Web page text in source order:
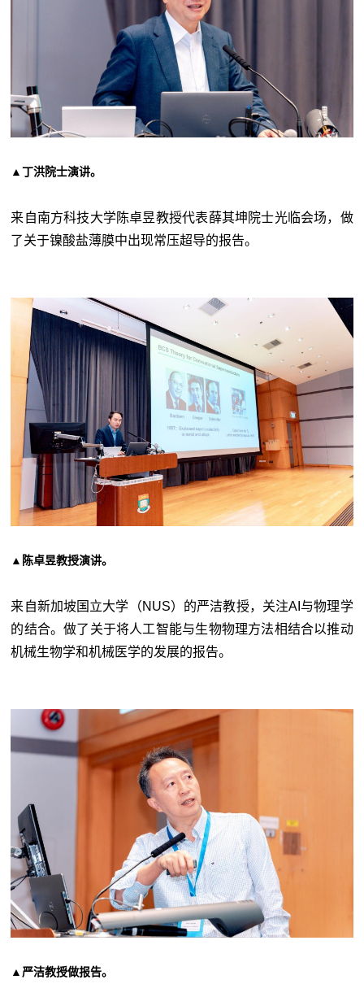
▲丁洪院士演讲。
来自南方科技大学陈卓昱教授代表薛其坤院士光临会场，做
了关于镍酸盐薄膜中出现常压超导的报告。
▲陈卓昱教授演讲。
来自新加坡国立大学（NUS）的严洁教授，关注AI与物理学
的结合。做了关于将人工智能与生物物理方法相结合以推动
机械生物学和机械医学的发展的报告。
▲ 严洁教授做报告。